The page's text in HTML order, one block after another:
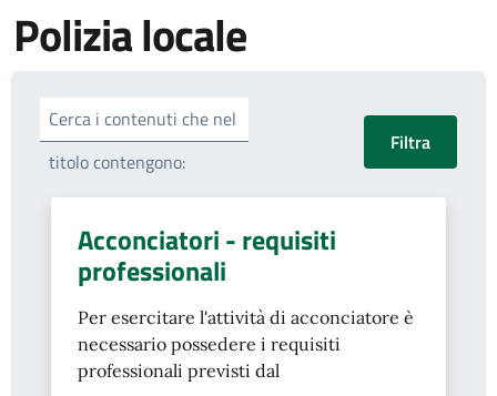
Polizia locale
Cerca i contenuti che nel
titolo contengono:
Acconciatori - requisiti
professionali
Per esercitare l'attività di acconciatore è
necessario possedere i requisiti
professionali previsti dal